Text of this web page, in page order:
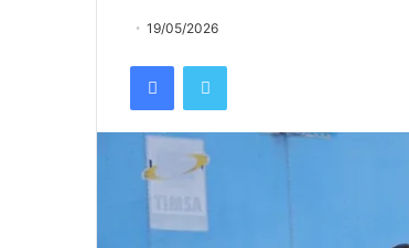
19/05/2026
FacebookTwitter